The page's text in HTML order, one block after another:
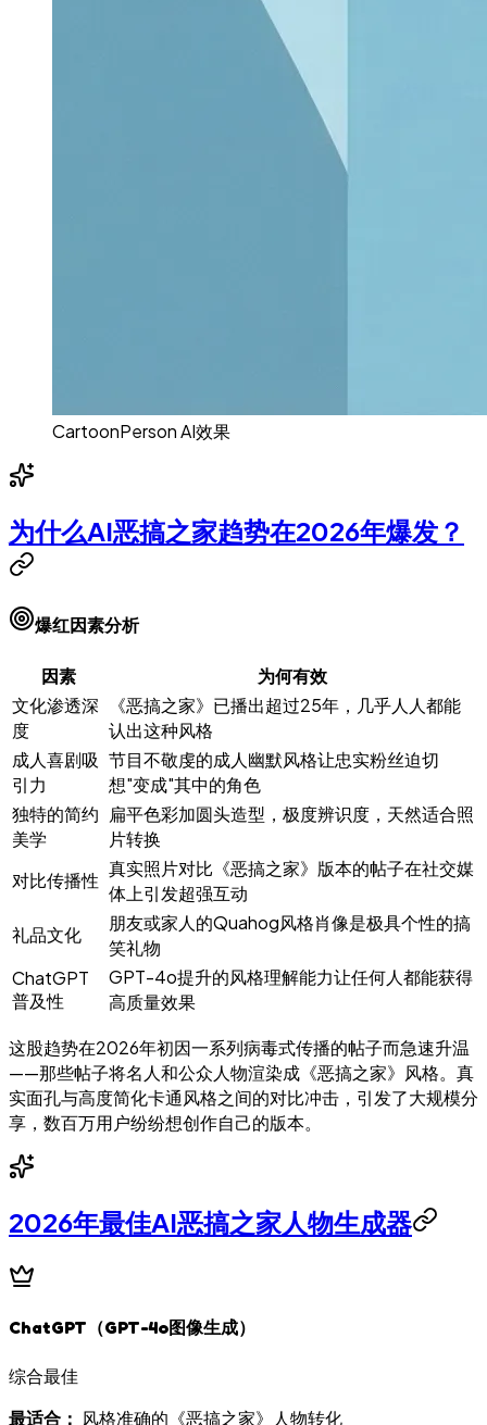
CartoonPerson AI效果
为什么AI恶搞之家趋势在2026年爆发？
爆红因素分析
因素
为何有效
文化渗透深
度
《恶搞之家》已播出超过25年，几乎人人都能
认出这种风格
成人喜剧吸
引力
节目不敬虔的成人幽默风格让忠实粉丝迫切
想"变成"其中的角色
独特的简约
美学
扁平色彩加圆头造型，极度辨识度，天然适合照
片转换
对比传播性
真实照片对比《恶搞之家》版本的帖子在社交媒
体上引发超强互动
礼品文化
朋友或家人的Quahog风格肖像是极具个性的搞
笑礼物
ChatGPT
普及性
GPT-4o提升的风格理解能力让任何人都能获得
高质量效果
这股趋势在2026年初因一系列病毒式传播的帖子而急速升温
——那些帖子将名人和公众人物渲染成《恶搞之家》风格。真
实面孔与高度简化卡通风格之间的对比冲击，引发了大规模分
享，数百万用户纷纷想创作自己的版本。
2026年最佳AI恶搞之家人物生成器
ChatGPT（GPT-4o图像生成）
综合最佳
最适合： 风格准确的《恶搞之家》人物转化